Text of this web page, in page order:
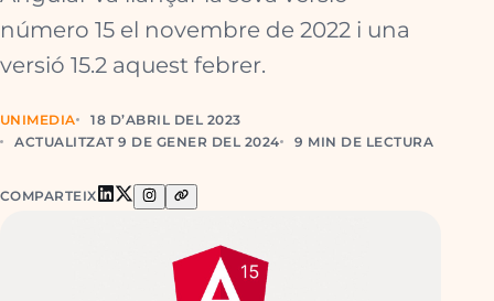
número 15 el novembre de 2022 i una
versió 15.2 aquest febrer.
UNIMEDIA
18 D’ABRIL DEL 2023
ACTUALITZAT 9 DE GENER DEL 2024
9 MIN DE LECTURA
COMPARTEIX